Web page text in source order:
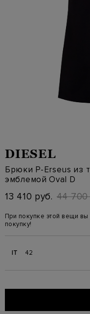
DIESEL
Брюки P-Erseus из
эмблемой Oval D
13 410 руб. 44 700
При покупке этой вещи
покупку!
IT 42